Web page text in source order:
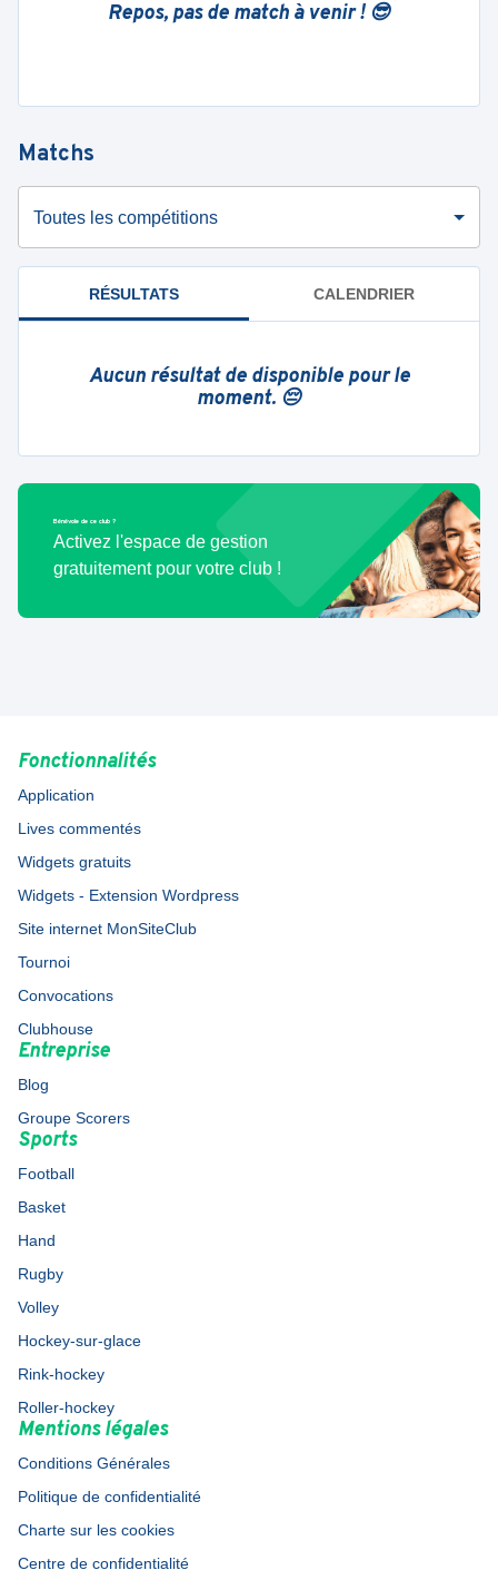
Repos, pas de match à venir ! 😎
Matchs
Toutes les compétitions
RÉSULTATS CALENDRIER
Aucun résultat de disponible pour le
moment. 😔
Bénévole de ce club ?
Activez l'espace de gestion
gratuitement pour votre club !
Fonctionnalités
Application
Lives commentés
Widgets gratuits
Widgets - Extension Wordpress
Site internet MonSiteClub
Tournoi
Convocations
Clubhouse
Entreprise
Blog
Groupe Scorers
Sports
Football
Basket
Hand
Rugby
Volley
Hockey-sur-glace
Rink-hockey
Roller-hockey
Mentions légales
Conditions Générales
Politique de confidentialité
Charte sur les cookies
Centre de confidentialité